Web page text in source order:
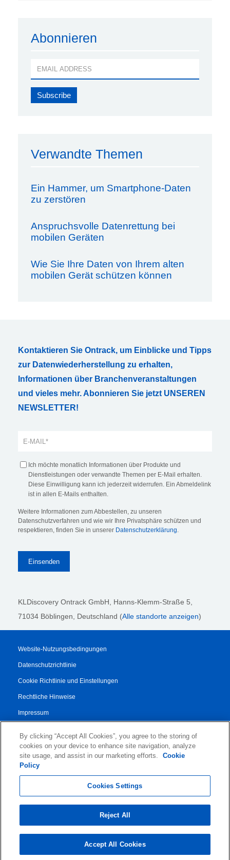
Abonnieren
Verwandte Themen
Ein Hammer, um Smartphone-Daten
zu zerstören
Anspruchsvolle Datenrettung bei
mobilen Geräten
Wie Sie Ihre Daten von Ihrem alten
mobilen Gerät schützen können
Kontaktieren Sie Ontrack, um Einblicke und Tipps
zur Datenwiederherstellung zu erhalten,
Informationen über Branchenveranstaltungen
und vieles mehr. Abonnieren Sie jetzt UNSEREN
NEWSLETTER!
Ich möchte monatlich Informationen über Produkte und
Dienstleistungen oder verwandte Themen per E-Mail erhalten.
Diese Einwilligung kann ich jederzeit widerrufen. Ein Abmeldelink
ist in allen E-Mails enthalten.
Weitere Informationen zum Abbestellen, zu unseren
Datenschutzverfahren und wie wir Ihre Privatsphäre schützen und
respektieren, finden Sie in unserer Datenschutzerklärung.
KLDiscovery Ontrack GmbH, Hanns-Klemm-Straße 5,
71034 Böblingen, Deutschland (Alle standorte anzeigen)
Website-Nutzungsbedingungen
Datenschutzrichtlinie
Cookie Richtlinie und Einstellungen
Rechtliche Hinweise
Impressum
AGB
Vertrag für Autorisierte Partner
By clicking “Accept All Cookies”, you agree to the storing of
cookies on your device to enhance site navigation, analyze
site usage, and assist in our marketing efforts.
Cookie
Policy
Cookies Settings
Reject All
Accept All Cookies